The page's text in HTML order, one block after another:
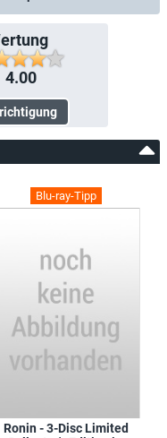
4.00
Blu-ray-Tipp
Ronin - 3-Disc Limited